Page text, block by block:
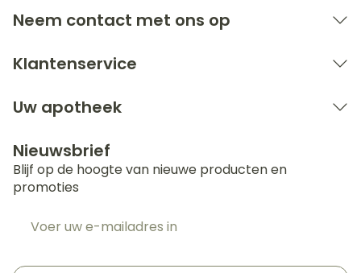
Neem contact met ons op
Klantenservice
Uw apotheek
Nieuwsbrief
Blijf op de hoogte van nieuwe producten en
promoties